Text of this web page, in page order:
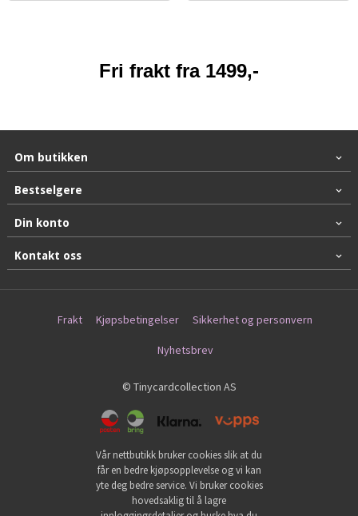
Fri frakt fra 1499,-
Om butikken
Bestselgere
Din konto
Kontakt oss
Frakt Kjøpsbetingelser Sikkerhet og personvern
Nyhetsbrev
© Tinycardcollection AS
Vår nettbutikk bruker cookies slik at du
får en bedre kjøpsopplevelse og vi kan
yte deg bedre service. Vi bruker cookies
hovedsaklig til å lagre